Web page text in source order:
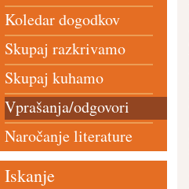
Koledar dogodkov
Skupaj razkrivamo
Skupaj kuhamo
Vprašanja/odgovori
Naročanje literature
Iskanje